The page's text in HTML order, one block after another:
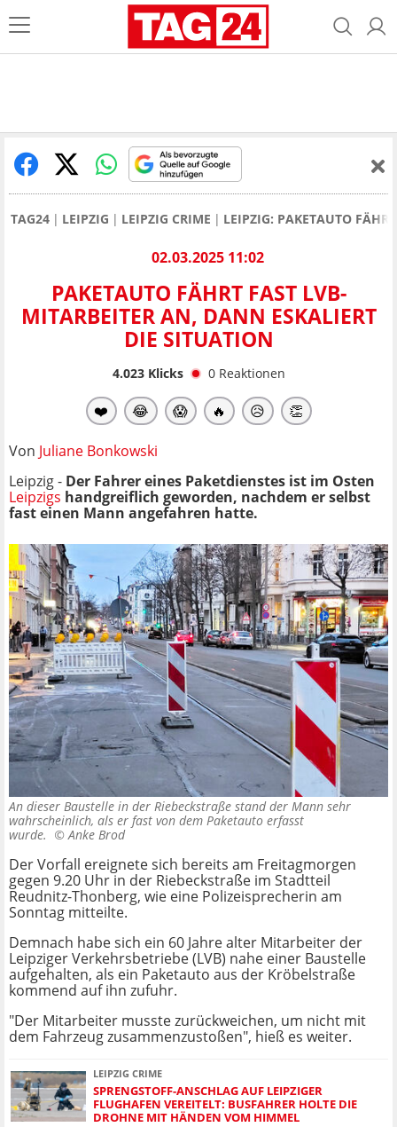
TAG24 LEIPZIG LEIPZIG CRIME LEIPZIG: PAKETAUTO
02.03.2025 11:02
PAKETAUTO FÄHRT FAST LVB-
MITARBEITER AN, DANN ESKALIERT
DIE SITUATION
4.023Klicks 0 Reaktionen
❤️ 😂 😱 🔥 😥 👏
Von Juliane Bonkowski
Leipzig - Der Fahrer eines Paketdienstes ist im Osten
Leipzigs handgreiflich geworden, nachdem er selbst
fast einen Mann angefahren hatte.
An dieser Baustelle in der Riebeckstraße stand der Mann sehr
wahrscheinlich, als er fast von dem Paketauto erfasst
wurde. ©Anke Brod
Der Vorfall ereignete sich bereits am Freitagmorgen
gegen 9.20 Uhr in der Riebeckstraße im Stadtteil
Reudnitz-Thonberg, wie eine Polizeisprecherin am
Sonntag mitteilte.
Demnach habe sich ein 60 Jahre alter Mitarbeiter der
Leipziger Verkehrsbetriebe (LVB) nahe einer Baustelle
aufgehalten, als ein Paketauto aus der Kröbelstraße
kommend auf ihn zufuhr.
"Der Mitarbeiter musste zurückweichen, um nicht mit
dem Fahrzeug zusammenzustoßen", hieß es weiter.
LEIPZIG CRIME
SPRENGSTOFF-ANSCHLAG AUF LEIPZIGER
FLUGHAFEN VEREITELT: BUSFAHRER HOLTE DIE
DROHNE MIT HÄNDEN VOM HIMMEL